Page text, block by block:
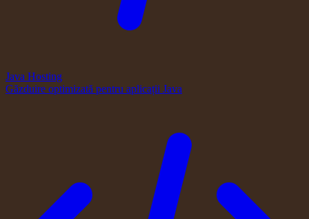
Java Hosting
Găzduire optimizată pentru aplicații Java